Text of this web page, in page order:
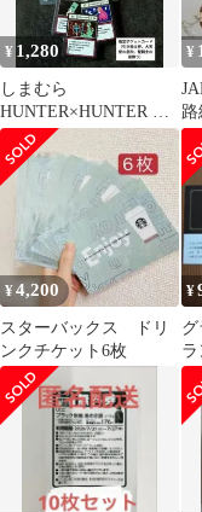
[0423TB203]
¥ 1,280
しまむら
HUNTER×HUNTER キ
ーホルダー チャームホ
ルダー 新品
¥
し
品
¥4,200
スターバックス ドリ
ンクチケット6枚
¥